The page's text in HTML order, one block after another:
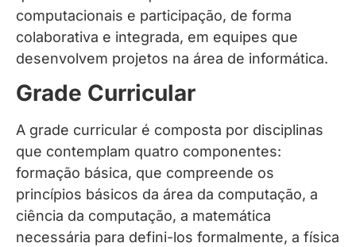
computacionais e participação, de forma
colaborativa e integrada, em equipes que
desenvolvem projetos na área de informática.
Grade Curricular
A grade curricular é composta por disciplinas
que contemplam quatro componentes:
formação básica, que compreende os
princípios básicos da área da computação, a
ciência da computação, a matemática
necessária para defini-los formalmente, a física